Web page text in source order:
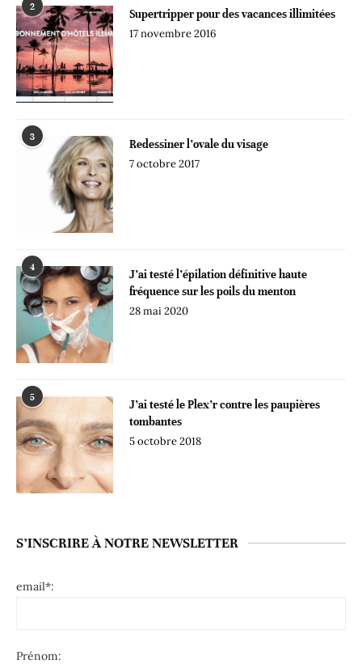
2
Supertripper pour des vacances illimitées
17 novembre 2016
3
Redessiner l’ovale du visage
7 octobre 2017
4
J’ai testé l’épilation définitive haute
fréquence sur les poils du menton
28 mai 2020
5
J’ai testé le Plex’r contre les paupières
tombantes
5 octobre 2018
S’INSCRIRE À NOTRE NEWSLETTER
email*:
Prénom: